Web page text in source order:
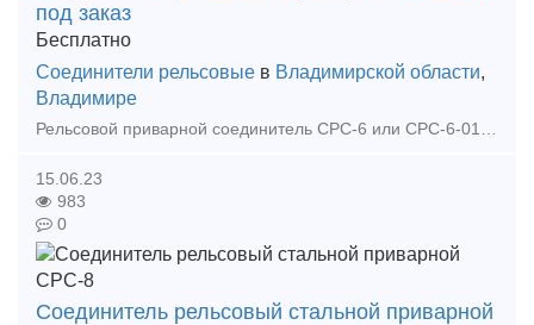
под заказ
Бесплатно
Соединители рельсовые в Владимирской области,
Владимире
Рельсовой приварной соединитель СРС-6 или СРС-6-01 — это стальной трос с фартучными контактными втулками на концах, опрессованными в цилиндрическую форму. Соединитель выполнен из гибкого стального оци
15.06.23
983
0
Соединитель рельсовый стальной приварной